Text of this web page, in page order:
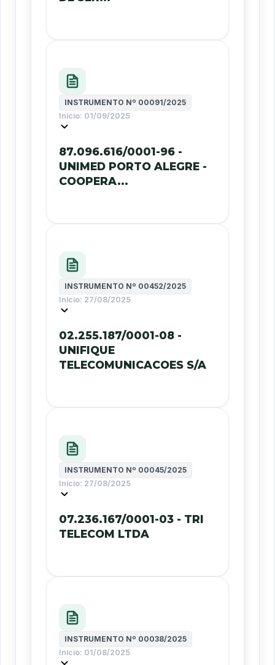
INSTRUMENTO Nº 00091/2025
Início: 01/09/2025
87.096.616/0001-96 -
UNIMED PORTO ALEGRE -
COOPERA...
INSTRUMENTO Nº 00452/2025
Início: 27/08/2025
02.255.187/0001-08 -
UNIFIQUE
TELECOMUNICACOES S/A
INSTRUMENTO Nº 00045/2025
Início: 27/08/2025
07.236.167/0001-03 - TRI
TELECOM LTDA
INSTRUMENTO Nº 00038/2025
Início: 01/08/2025